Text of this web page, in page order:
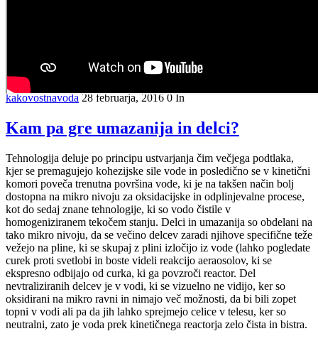
kakovostnavoda 28 februarja, 2016 0 In
Kam pa gre umazanija in delci?
Tehnologija deluje po principu ustvarjanja čim večjega podtlaka,
kjer se premagujejo kohezijske sile vode in posledično se v kinetični
komori poveča trenutna površina vode, ki je na takšen način bolj
dostopna na mikro nivoju za oksidacijske in odplinjevalne procese,
kot do sedaj znane tehnologije, ki so vodo čistile v
homogeniziranem tekočem stanju. Delci in umazanija so obdelani na
tako mikro nivoju, da se večino delcev zaradi njihove specifične teže
vežejo na pline, ki se skupaj z plini izločijo iz vode (lahko pogledate
curek proti svetlobi in boste videli reakcijo aeraosolov, ki se
ekspresno odbijajo od curka, ki ga povzroči reactor. Del
nevtraliziranih delcev je v vodi, ki se vizuelno ne vidijo, ker so
oksidirani na mikro ravni in nimajo več možnosti, da bi bili zopet
topni v vodi ali pa da jih lahko sprejmejo celice v telesu, ker so
neutralni, zato je voda prek kinetičnega reactorja zelo čista in bistra.